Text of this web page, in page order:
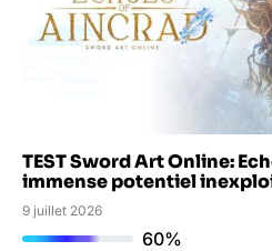
TEST Sword Art Online:
immense potentiel
9 juillet 2026
60%